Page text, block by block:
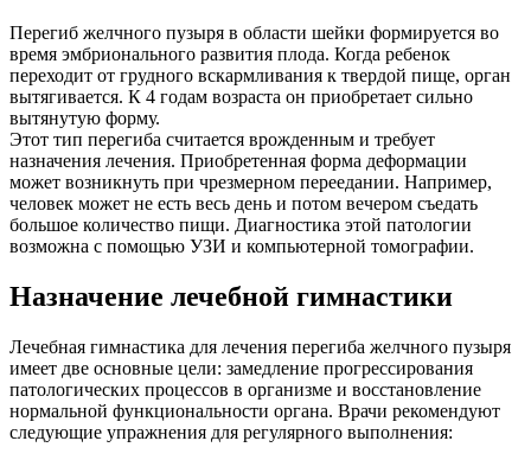
Перегиб желчного пузыря в области шейки формируется во
время эмбрионального развития плода. Когда ребенок
переходит от грудного вскармливания к твердой пище, орган
вытягивается. К 4 годам возраста он приобретает сильно
вытянутую форму.
Этот тип перегиба считается врожденным и требует
назначения лечения. Приобретенная форма деформации
может возникнуть при чрезмерном переедании. Например,
человек может не есть весь день и потом вечером съедать
большое количество пищи. Диагностика этой патологии
возможна с помощью УЗИ и компьютерной томографии.
Назначение лечебной гимнастики
Лечебная гимнастика для лечения перегиба желчного пузыря
имеет две основные цели: замедление прогрессирования
патологических процессов в организме и восстановление
нормальной функциональности органа. Врачи рекомендуют
следующие упражнения для регулярного выполнения: